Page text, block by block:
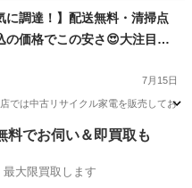
川 横浜市 キッチン家電
に調達！】配送無料・清掃点
の価格でこの安さ😍大注目の
7月15日
では中古リサイクル家電を販売してお
松戸市 キッチン家電
料でお伺い＆即買取も
大限買取します